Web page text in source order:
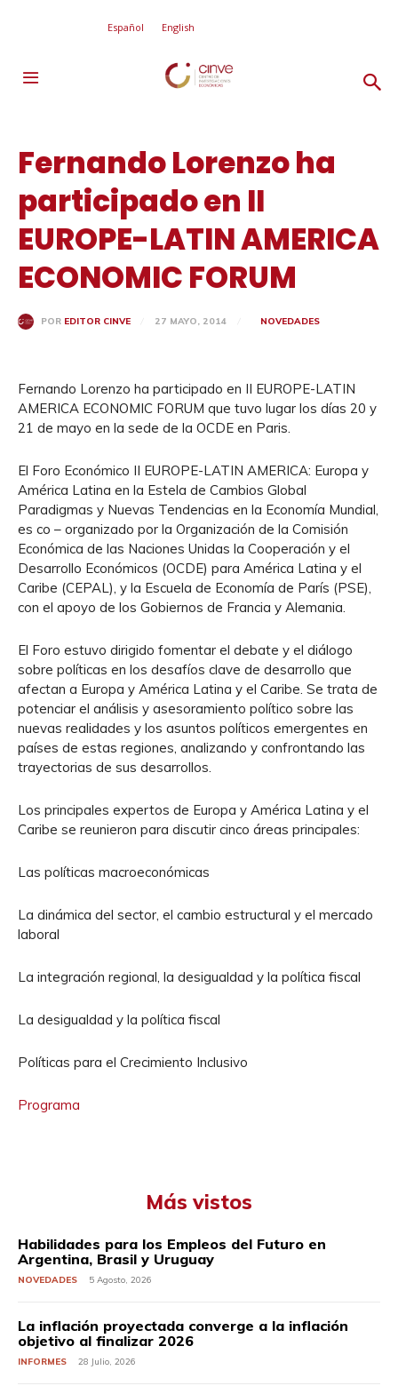
Español English
Fernando Lorenzo ha
participado en II
EUROPE-LATIN AMERICA
ECONOMIC FORUM
POR EDITOR CINVE 27 MAYO, 2014 NOVEDADES
Fernando Lorenzo ha participado en II EUROPE-LATIN
AMERICA ECONOMIC FORUM que tuvo lugar los días 20 y
21 de mayo en la sede de la OCDE en Paris.
El Foro Económico II EUROPE-LATIN AMERICA: Europa y
América Latina en la Estela de Cambios Global
Paradigmas y Nuevas Tendencias en la Economía Mundial,
es co – organizado por la Organización de la Comisión
Económica de las Naciones Unidas la Cooperación y el
Desarrollo Económicos (OCDE) para América Latina y el
Caribe (CEPAL), y la Escuela de Economía de París (PSE),
con el apoyo de los Gobiernos de Francia y Alemania.
El Foro estuvo dirigido fomentar el debate y el diálogo
sobre políticas en los desafíos clave de desarrollo que
afectan a Europa y América Latina y el Caribe. Se trata de
potenciar el análisis y asesoramiento político sobre las
nuevas realidades y los asuntos políticos emergentes en
países de estas regiones, analizando y confrontando las
trayectorias de sus desarrollos.
Los principales expertos de Europa y América Latina y el
Caribe se reunieron para discutir cinco áreas principales:
Las políticas macroeconómicas
La dinámica del sector, el cambio estructural y el mercado
laboral
La integración regional, la desigualdad y la política fiscal
La desigualdad y la política fiscal
Políticas para el Crecimiento Inclusivo
Programa
Más vistos
Habilidades para los Empleos del Futuro en
Argentina, Brasil y Uruguay
NOVEDADES 5 Agosto, 2026
La inflación proyectada converge a la inflación
objetivo al finalizar 2026
INFORMES 28 Julio, 2026